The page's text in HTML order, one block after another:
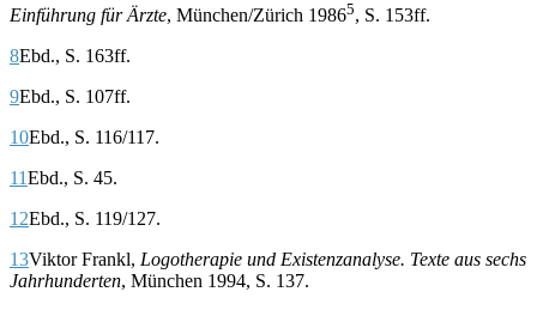
Einführung für Ärzte, München/Zürich 19865, S. 153ff.
8Ebd., S. 163ff.
9Ebd., S. 107ff.
10Ebd., S. 116/117.
11Ebd., S. 45.
12Ebd., S. 119/127.
13Viktor Frankl, Logotherapie und Existenzanalyse. Texte aus sechs
Jahrhunderten, München 1994, S. 137.